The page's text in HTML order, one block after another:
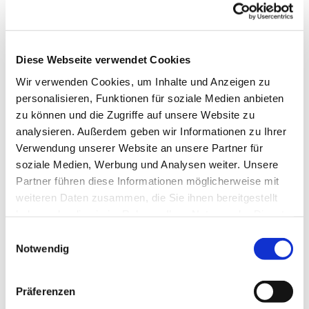
Diese Webseite verwendet Cookies
Wir verwenden Cookies, um Inhalte und Anzeigen zu
personalisieren, Funktionen für soziale Medien anbieten
zu können und die Zugriffe auf unsere Website zu
analysieren. Außerdem geben wir Informationen zu Ihrer
Verwendung unserer Website an unsere Partner für
soziale Medien, Werbung und Analysen weiter. Unsere
Partner führen diese Informationen möglicherweise mit
weiteren Daten zusammen, die Sie ihnen bereitgestellt
Notwendig
Präferenzen
Andrea Kühlbach
Kinderpflegerin